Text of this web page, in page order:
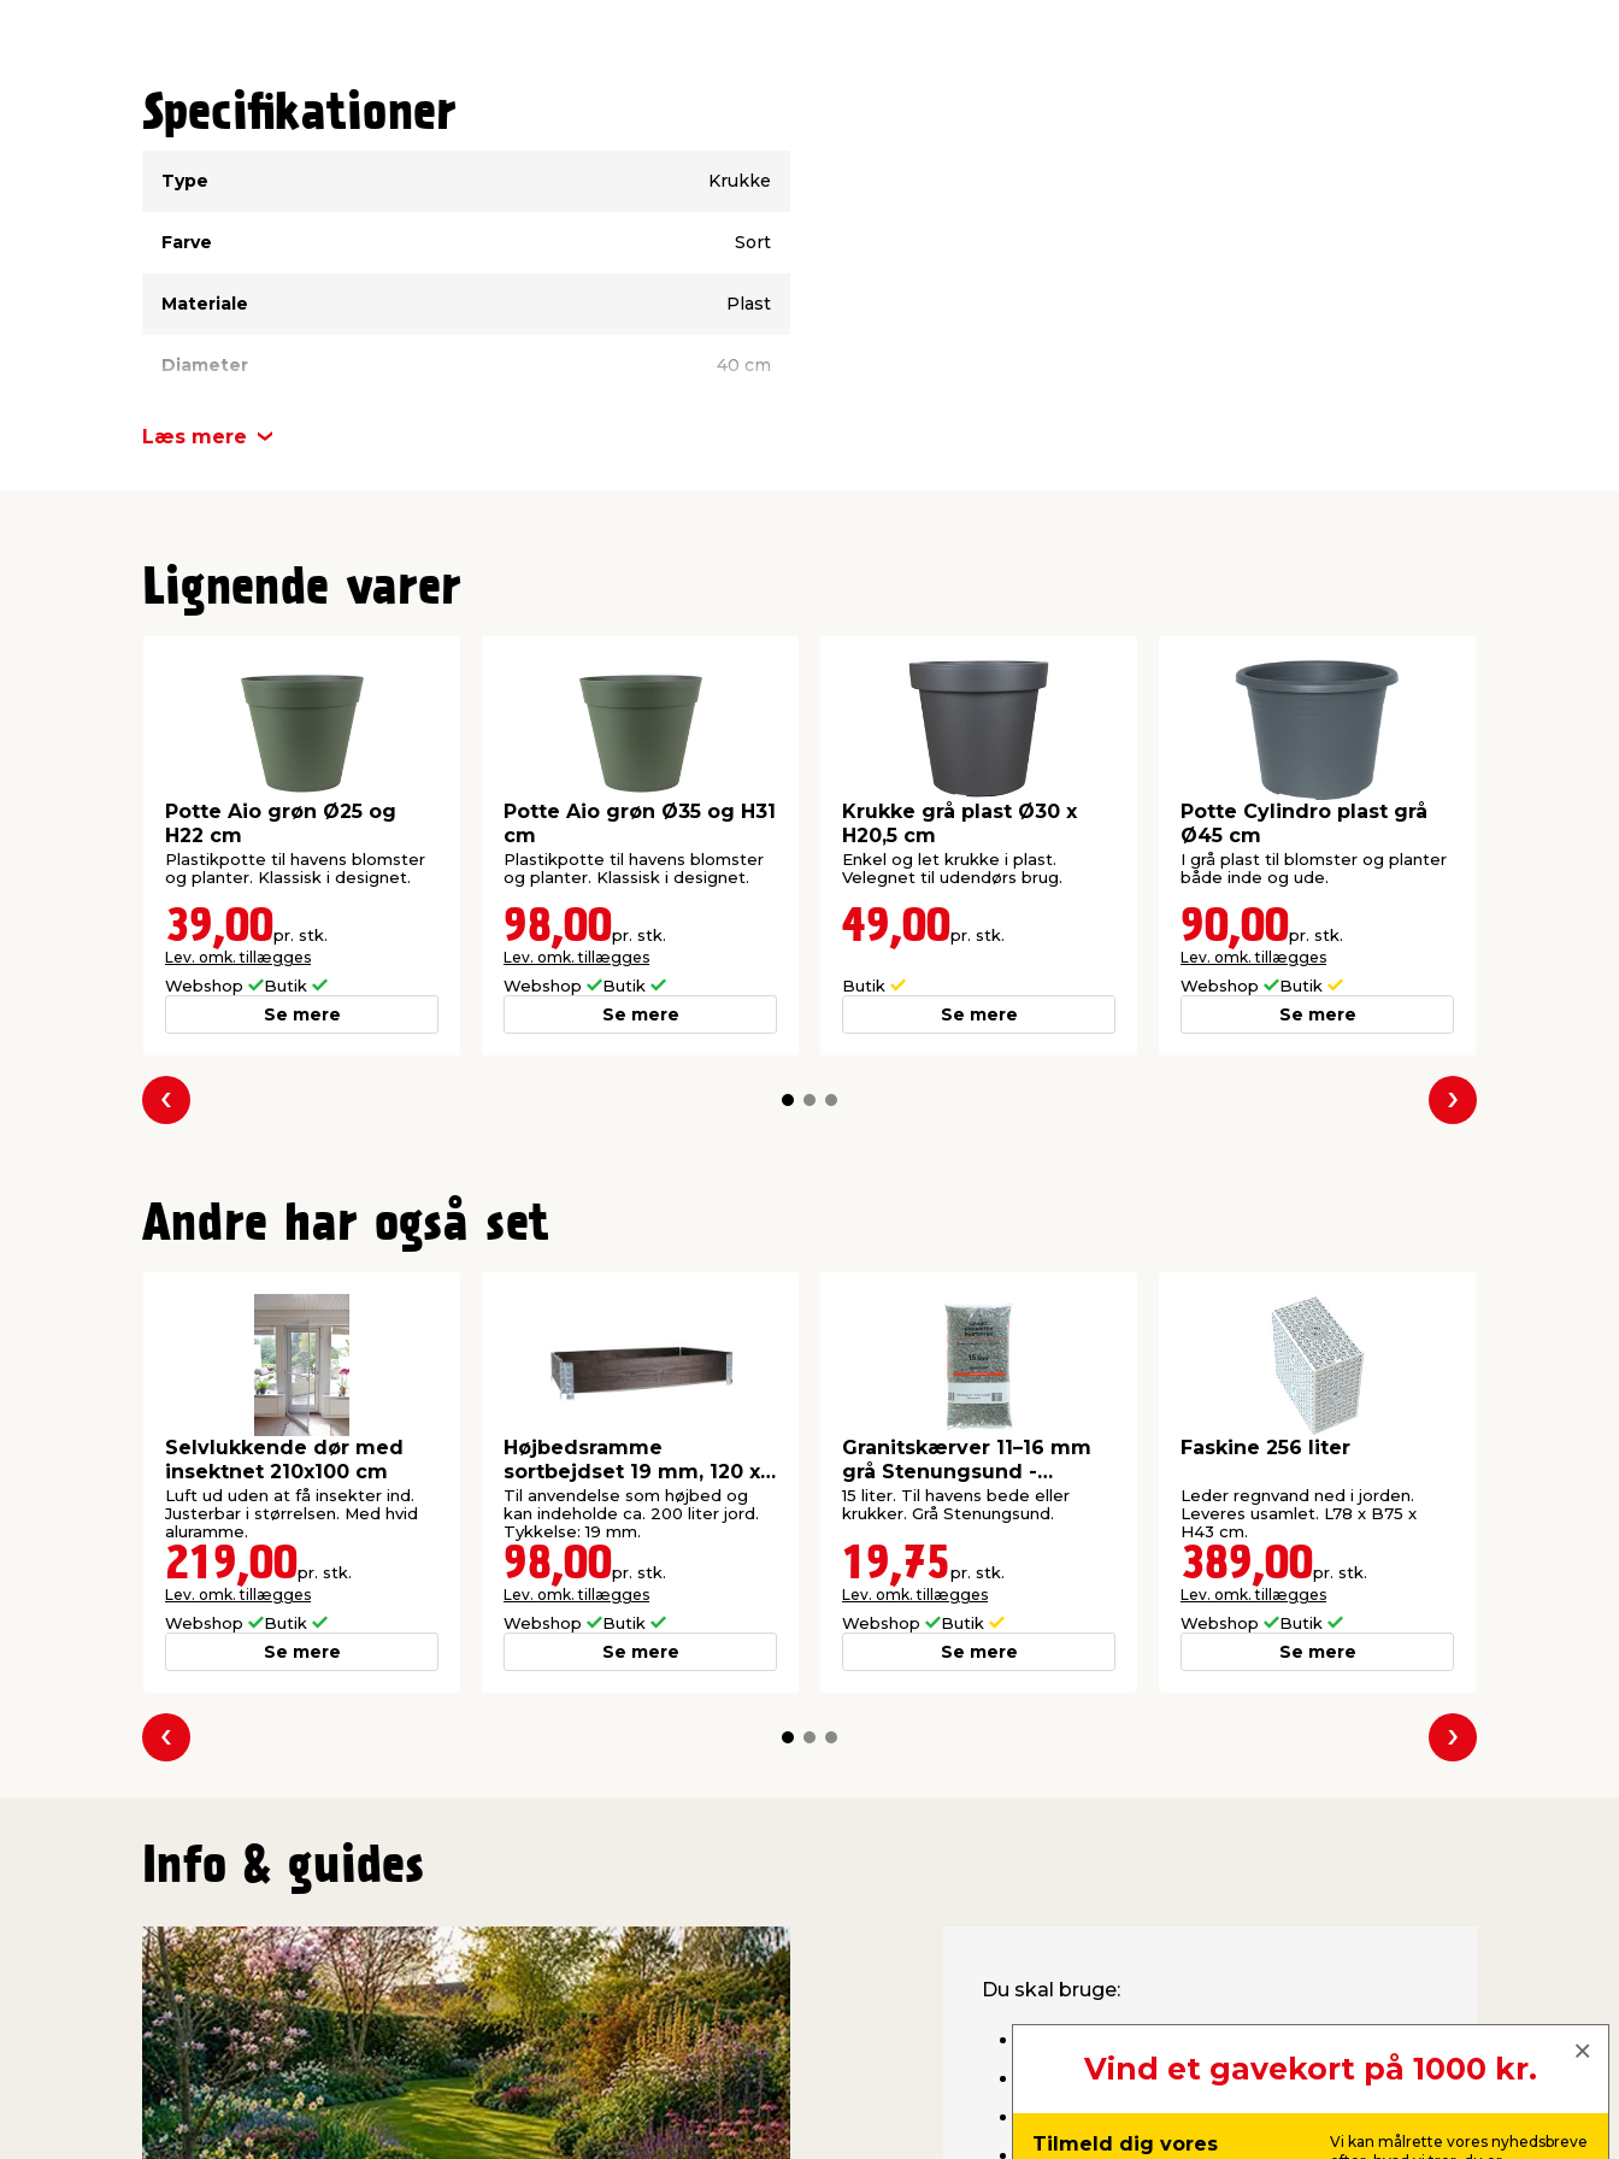
indenfor i de kolde vintermåneder for at forlænge holdbarheden.
Specifikationer
Type
Krukke
Farve Sort
Materiale Plast
Diameter 40 cm
Læs mere
Lignende varer
Potte Aio grøn Ø25 og
H22 cm
Plastikpotte til havens blomster
og planter. Klassisk i designet.
39,00pr. stk.
Lev. omk. tillægges
Webshop Butik
Se mere
Potte Aio grøn Ø35 og H31
cm
Plastikpotte til havens blomster
og planter. Klassisk i designet.
98,00pr. stk.
Lev. omk. tillægges
Webshop Butik
Se mere
Krukke grå plast Ø30 x
H20,5 cm
Enkel og let krukke i plast.
Velegnet til udendørs brug.
49,00pr. stk.
Butik
Se mere
Potte Cylindro plast grå
Ø45 cm
I grå plast til blomster og planter
både inde og ude.
90,00pr. stk.
Lev. omk. tillægges
Webshop Butik
Se mere
Forrige Næste
Andre har også set
Selvlukkende dør med
insektnet 210x100 cm
Luft ud uden at få insekter ind.
Justerbar i størrelsen. Med hvid
aluramme.
219,00pr. stk.
Lev. omk. tillægges
Webshop Butik
Se mere
Højbedsramme
sortbejdset 19 mm, 120 x
80 x 20 cm
Til anvendelse som højbed og
kan indeholde ca. 200 liter jord.
Tykkelse: 19 mm.
98,00pr. stk.
Lev. omk. tillægges
Webshop Butik
Se mere
Granitskærver 11–16 mm
grå Stenungsund -
Safestone
15 liter. Til havens bede eller
krukker. Grå Stenungsund.
19,75pr. stk.
Lev. omk. tillægges
Webshop Butik
Se mere
Faskine 256 liter
Leder regnvand ned i jorden.
Leveres usamlet. L78 x B75 x
H43 cm.
389,00pr. stk.
Lev. omk. tillægges
Webshop Butik
Se mere
Forrige Næste
Info & guides
Du skal bruge:
Ukrudtsdug
Jordspyd til ukrudtsdug
Vind et gavekort på 1000 kr.
Tilmeld dig vores
Vi kan målrette vores nyhedsbreve